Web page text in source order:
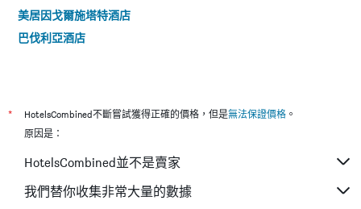
美居因戈爾施塔特酒店
巴伐利亞酒店
* HotelsCombined不斷嘗試獲得正確的價格，但是無法保證價格 。
原因是：
HotelsCombined並不是賣家
我們替你收集非常大量的數據